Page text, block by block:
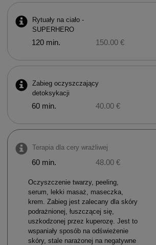
Rytuały na ciało -
SUPERHERO
120 min. 150.00 €
Zabieg oczyszczający
detoksykacji
60 min. 40.00 €
Terapia dla cery wrażliwej
60 min. 48.00 €
Oczyszczenie twarzy, peeling,
serum, lekki masaż, maseczka,
krem. Zabieg jest zalecany dla skóry
podrażnionej, łuszczącej się,
uszkodzonej przez kuperozę. Jest to
wspaniały sposób na odświeżenie
skóry, stale narażonej na negatywne